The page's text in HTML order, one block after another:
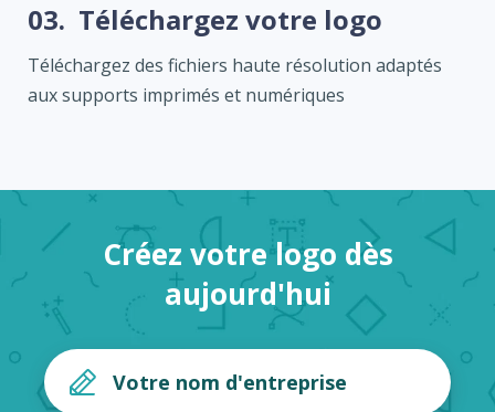
03. Téléchargez votre logo
Téléchargez des fichiers haute résolution adaptés
aux supports imprimés et numériques
Créez votre logo dès
aujourd'hui